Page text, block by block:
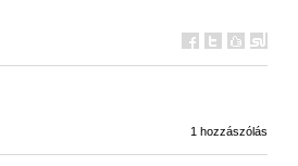
1 hozzászólás